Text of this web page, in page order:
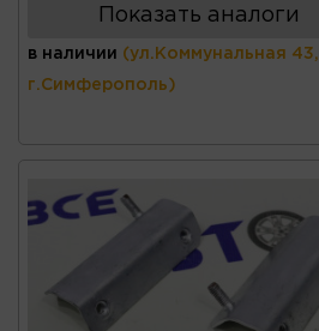
Показать аналоги
в наличии (ул.Коммунальная 43,
г.Симферополь)